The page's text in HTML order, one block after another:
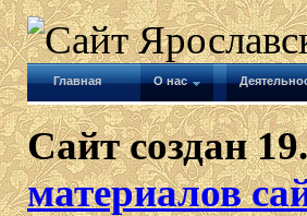
Главная О нас
Сайт создан
материалов